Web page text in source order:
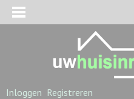
Inloggen Registreren